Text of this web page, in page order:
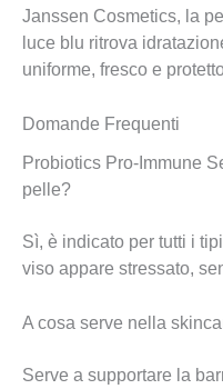
Janssen Cosmetics, la
luce blu ritrova
uniforme, fresco e
Domande Frequenti
Probiotics Pro-Immune
pelle?
Sì, è indicato per tutti i
viso appare stressato,
A cosa serve nella
Serve a supportare la